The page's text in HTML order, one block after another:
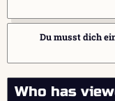
Du musst dich
Who has